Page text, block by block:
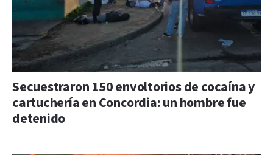
Secuestraron 150 envoltorios de cocaína y
cartuchería en Concordia: un hombre fue
detenido